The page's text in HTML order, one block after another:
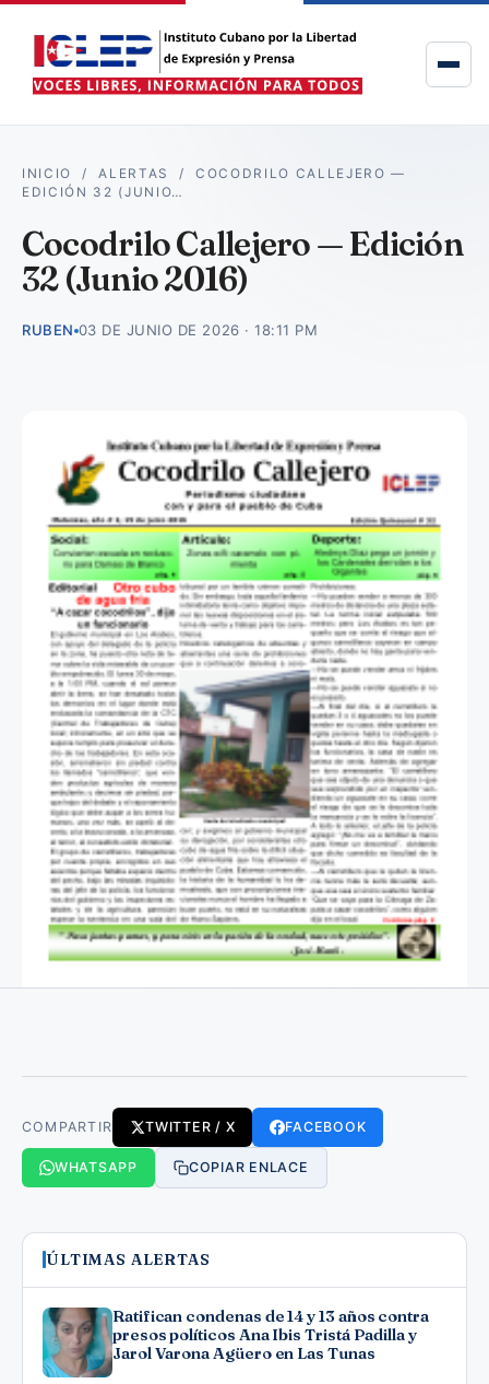
INICIO /ALERTAS /COCODRILO CALLEJERO —
EDICIÓN 32 (JUNIO…
Cocodrilo Callejero — Edición
32 (Junio 2016)
RUBEN 03 DE JUNIO DE 2026 · 18:11 PM
COMPARTIR TWITTER / X FACEBOOK
WHATSAPP COPIAR ENLACE
ÚLTIMAS ALERTAS
Ratifican condenas de 14 y 13 años contra
presos políticos Ana Ibis Tristá Padilla y
Jarol Varona Agüero en Las Tunas